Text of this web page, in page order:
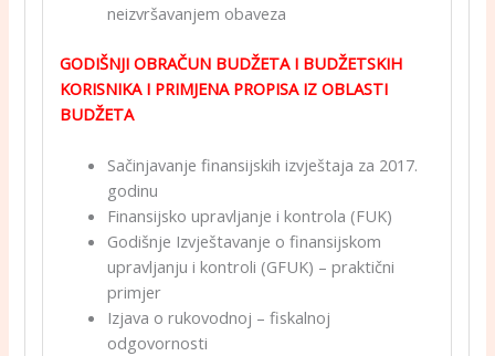
neizvršavanjem obaveza
GODIŠNJI OBRAČUN BUDŽETA I BUDŽETSKIH
KORISNIKA I PRIMJENA PROPISA IZ OBLASTI
BUDŽETA
Sačinjavanje finansijskih izvještaja za 2017.
godinu
Finansijsko upravljanje i kontrola (FUK)
Godišnje Izvještavanje o finansijskom
upravljanju i kontroli (GFUK) – praktični
primjer
Izjava o rukovodnoj – fiskalnoj
odgovornosti